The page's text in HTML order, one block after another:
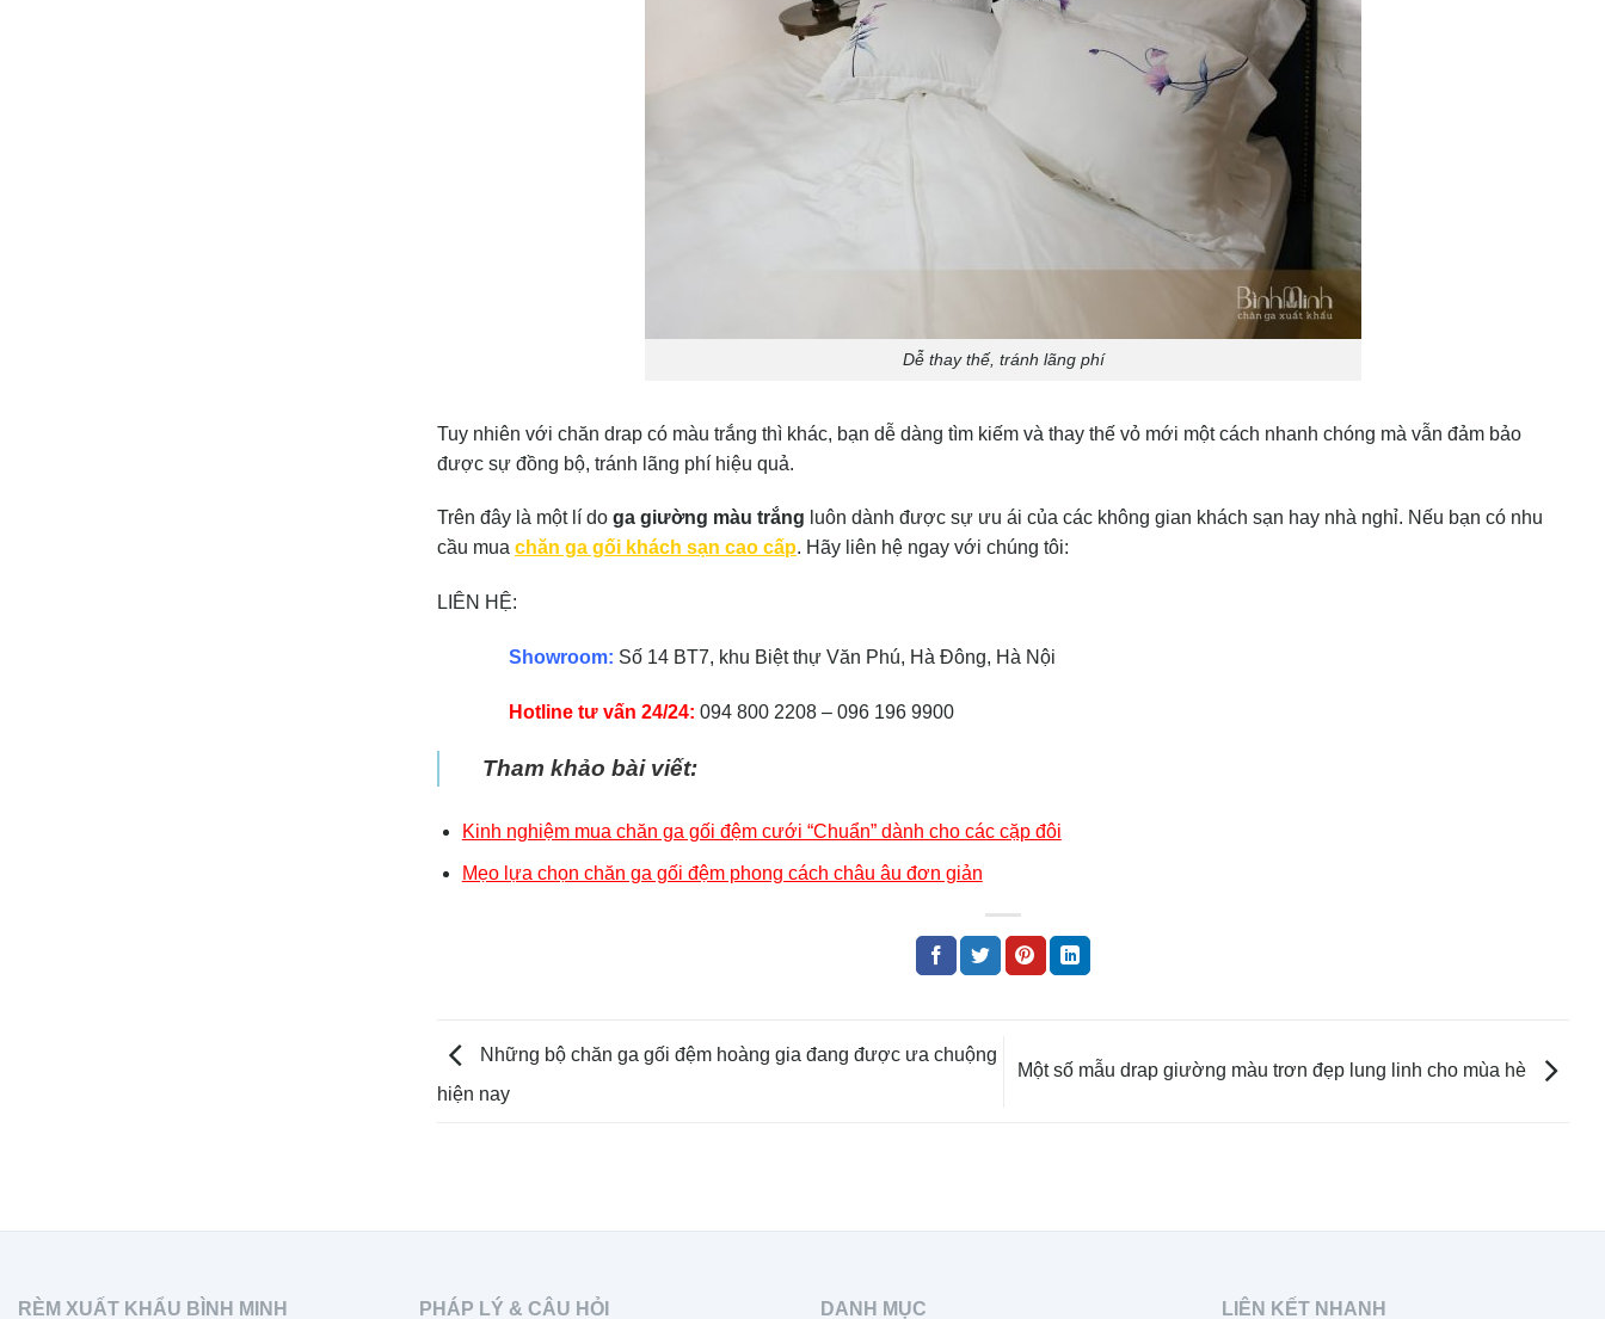
Dễ thay thế, tránh lãng phí
Tuy nhiên với chăn drap có màu trắng thì khác, bạn dễ dàng tìm kiếm và thay thế vỏ mới một cách nhanh chóng mà vẫn đảm bảo
được sự đồng bộ, tránh lãng phí hiệu quả.
Trên đây là một lí do ga giường màu trắng luôn dành được sự ưu ái của các không gian khách sạn hay nhà nghỉ. Nếu bạn có nhu
cầu mua chăn ga gối khách sạn cao cấp. Hãy liên hệ ngay với chúng tôi:
LIÊN HỆ:
Showroom: Số 14 BT7, khu Biệt thự Văn Phú, Hà Đông, Hà Nội
Hotline tư vấn 24/24: 094 800 2208 – 096 196 9900
Tham khảo bài viết:
Kinh nghiệm mua chăn ga gối đệm cưới “Chuẩn” dành cho các cặp đôi
Mẹo lựa chọn chăn ga gối đệm phong cách châu âu đơn giản
Những bộ chăn ga gối đệm hoàng gia đang được ưa chuộng
hiện nay
Một số mẫu drap giường màu trơn đẹp lung linh cho mùa hè
RÈM XUẤT KHẨU BÌNH MINH PHÁP LÝ & CÂU HỎI DANH MỤC LIÊN KẾT NHANH